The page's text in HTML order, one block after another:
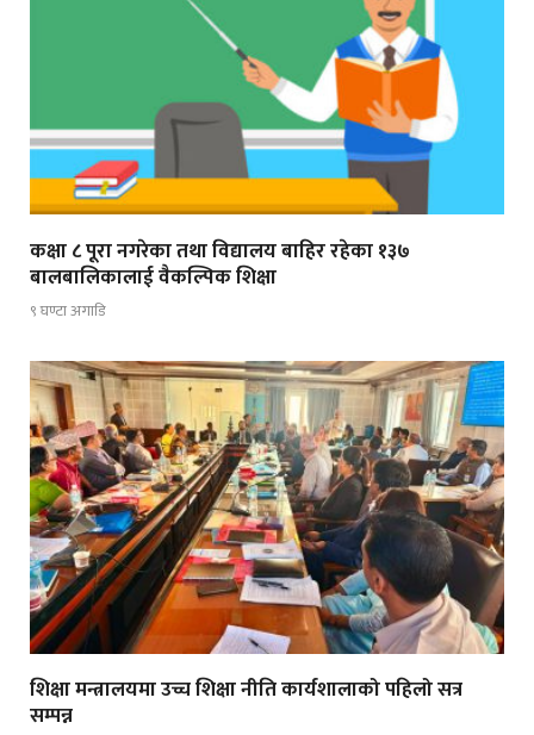
कक्षा ८ पूरा नगरेका तथा विद्यालय बाहिर रहेका १३७
बालबालिकालाई वैकल्पिक शिक्षा
९ घण्टा अगाडि
शिक्षा मन्त्रालयमा उच्च शिक्षा नीति कार्यशालाको पहिलो सत्र
सम्पन्न